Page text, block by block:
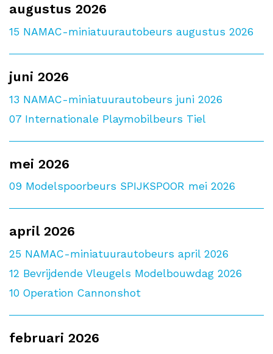
augustus 2026
15 NAMAC-miniatuurautobeurs augustus 2026
juni 2026
13 NAMAC-miniatuurautobeurs juni 2026
07 Internationale Playmobilbeurs Tiel
mei 2026
09 Modelspoorbeurs SPIJKSPOOR mei 2026
april 2026
25 NAMAC-miniatuurautobeurs april 2026
12 Bevrijdende Vleugels Modelbouwdag 2026
10 Operation Cannonshot
februari 2026